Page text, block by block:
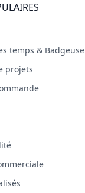
temps & Badgeuse
projets